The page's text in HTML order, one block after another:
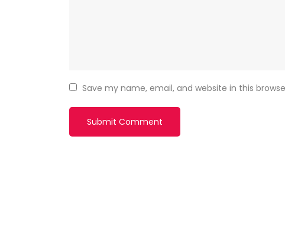
Save my name, email, and website in this